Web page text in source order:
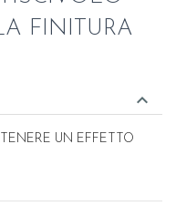
FINITURA
keyboard_arrow_down
UN EFFETTO